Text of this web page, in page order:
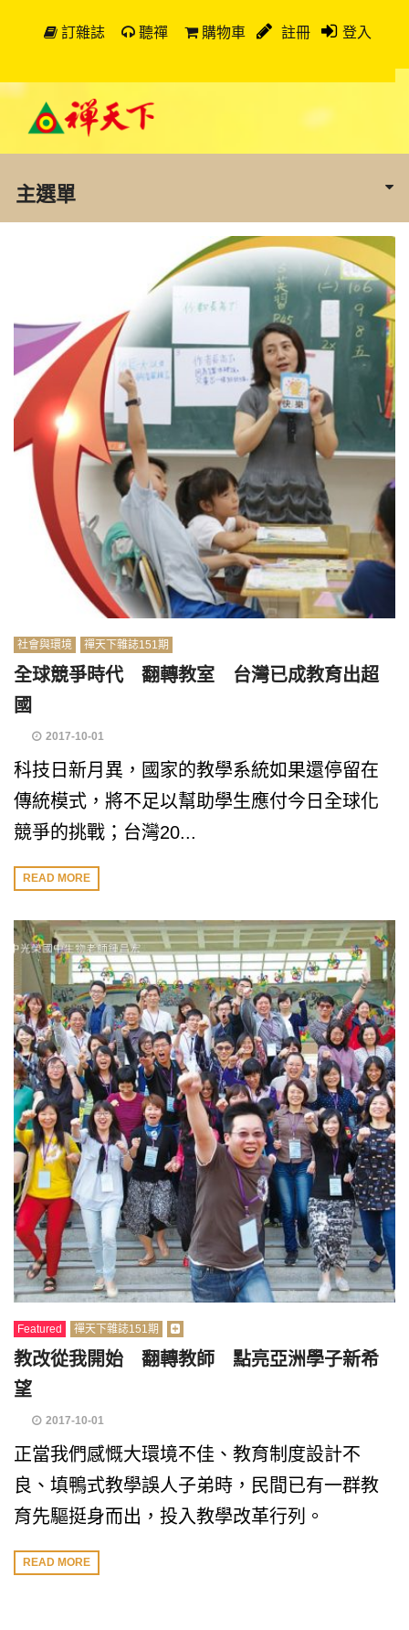
訂雜誌 聽禪 購物車 註冊 登入
主選單
社會與環境 禪天下雜誌151期
全球競爭時代 翻轉教室 台灣已成教育出超
國
2017-10-01
科技日新月異，國家的教學系統如果還停留在
傳統模式，將不足以幫助學生應付今日全球化
競爭的挑戰；台灣20...
READ MORE
Featured 禪天下雜誌151期
教改從我開始 翻轉教師 點亮亞洲學子新希
望
2017-10-01
正當我們感慨大環境不佳、教育制度設計不
良、填鴨式教學誤人子弟時，民間已有一群教
育先驅挺身而出，投入教學改革行列。
READ MORE